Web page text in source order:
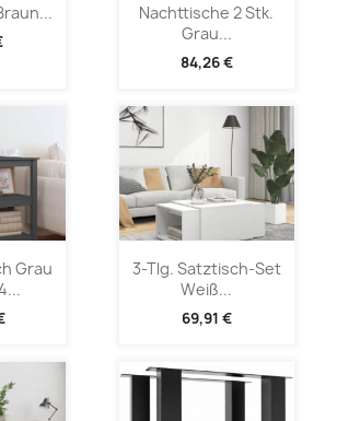
Nachttische 2 Stk.
Grau...
84,26 €
Grau
3-Tlg. Satztisch-Set
Weiß...
69,91 €